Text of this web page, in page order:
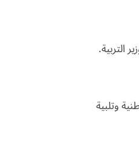
التربية.
وتلبية